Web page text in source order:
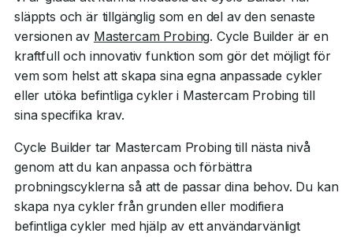
släppts och är tillgänglig som en del av den senaste
versionen av Mastercam Probing. Cycle Builder är en
kraftfull och innovativ funktion som gör det möjligt för
vem som helst att skapa sina egna anpassade cykler
eller utöka befintliga cykler i Mastercam Probing till
sina specifika krav.
Cycle Builder tar Mastercam Probing till nästa nivå
genom att du kan anpassa och förbättra
probningscyklerna så att de passar dina behov. Du kan
skapa nya cykler från grunden eller modifiera
befintliga cykler med hjälp av ett användarvänligt